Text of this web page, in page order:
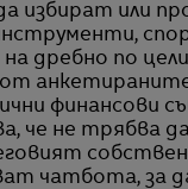
да избират
дребно по
анкетираните
финансови
че не трябва
чатбота, за